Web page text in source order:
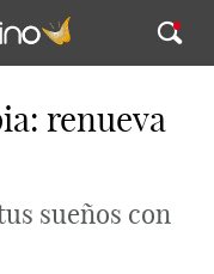
renueva
sueños con